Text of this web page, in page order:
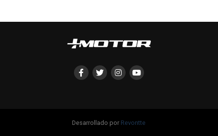
Desarrollado por Revontte